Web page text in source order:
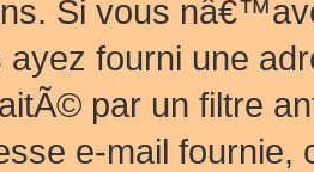
Si vous
ayez fourni une
par un filtre
e-mail fournie,